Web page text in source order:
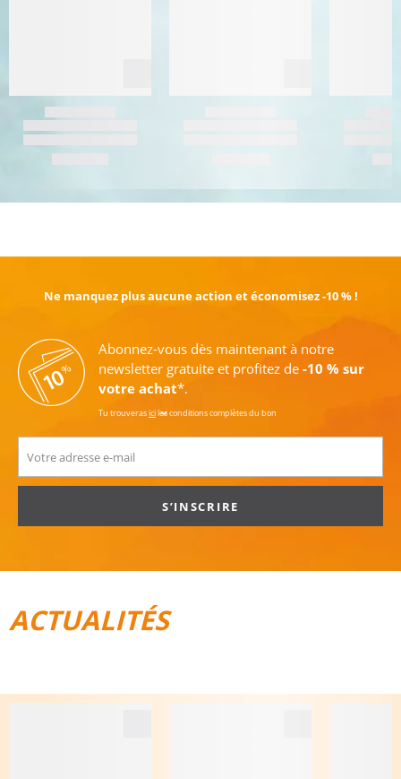
Ne manquez plus aucune action et économisez -10 % !
Abonnez-vous dès maintenant à notre
newsletter gratuite et profitez de -10 % sur
votre achat*.
Tu trouverasiciles conditions complètes du bon
S’INSCRIRE
ACTUALITÉS